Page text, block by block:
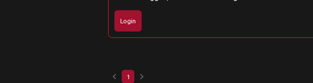
Login
keyboard_arrow_left 1 keyboard_arrow_right